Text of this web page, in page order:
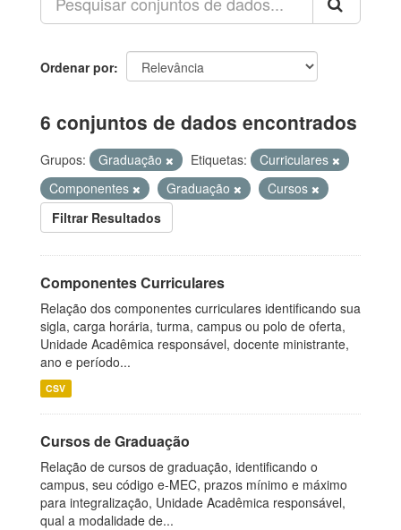
Ordenar por
6 conjuntos de dados encontrados
Grupos: Graduação Etiquetas:
Curriculares
Componentes
Graduação
Cursos
Filtrar Resultados
Componentes Curriculares
Relação dos componentes curriculares identificando sua
sigla, carga horária, turma, campus ou polo de oferta,
Unidade Acadêmica responsável, docente ministrante,
ano e período...
CSV
Cursos de Graduação
Relação de cursos de graduação, identificando o
campus, seu código e-MEC, prazos mínimo e máximo
para integralização, Unidade Acadêmica responsável,
qual a modalidade de...